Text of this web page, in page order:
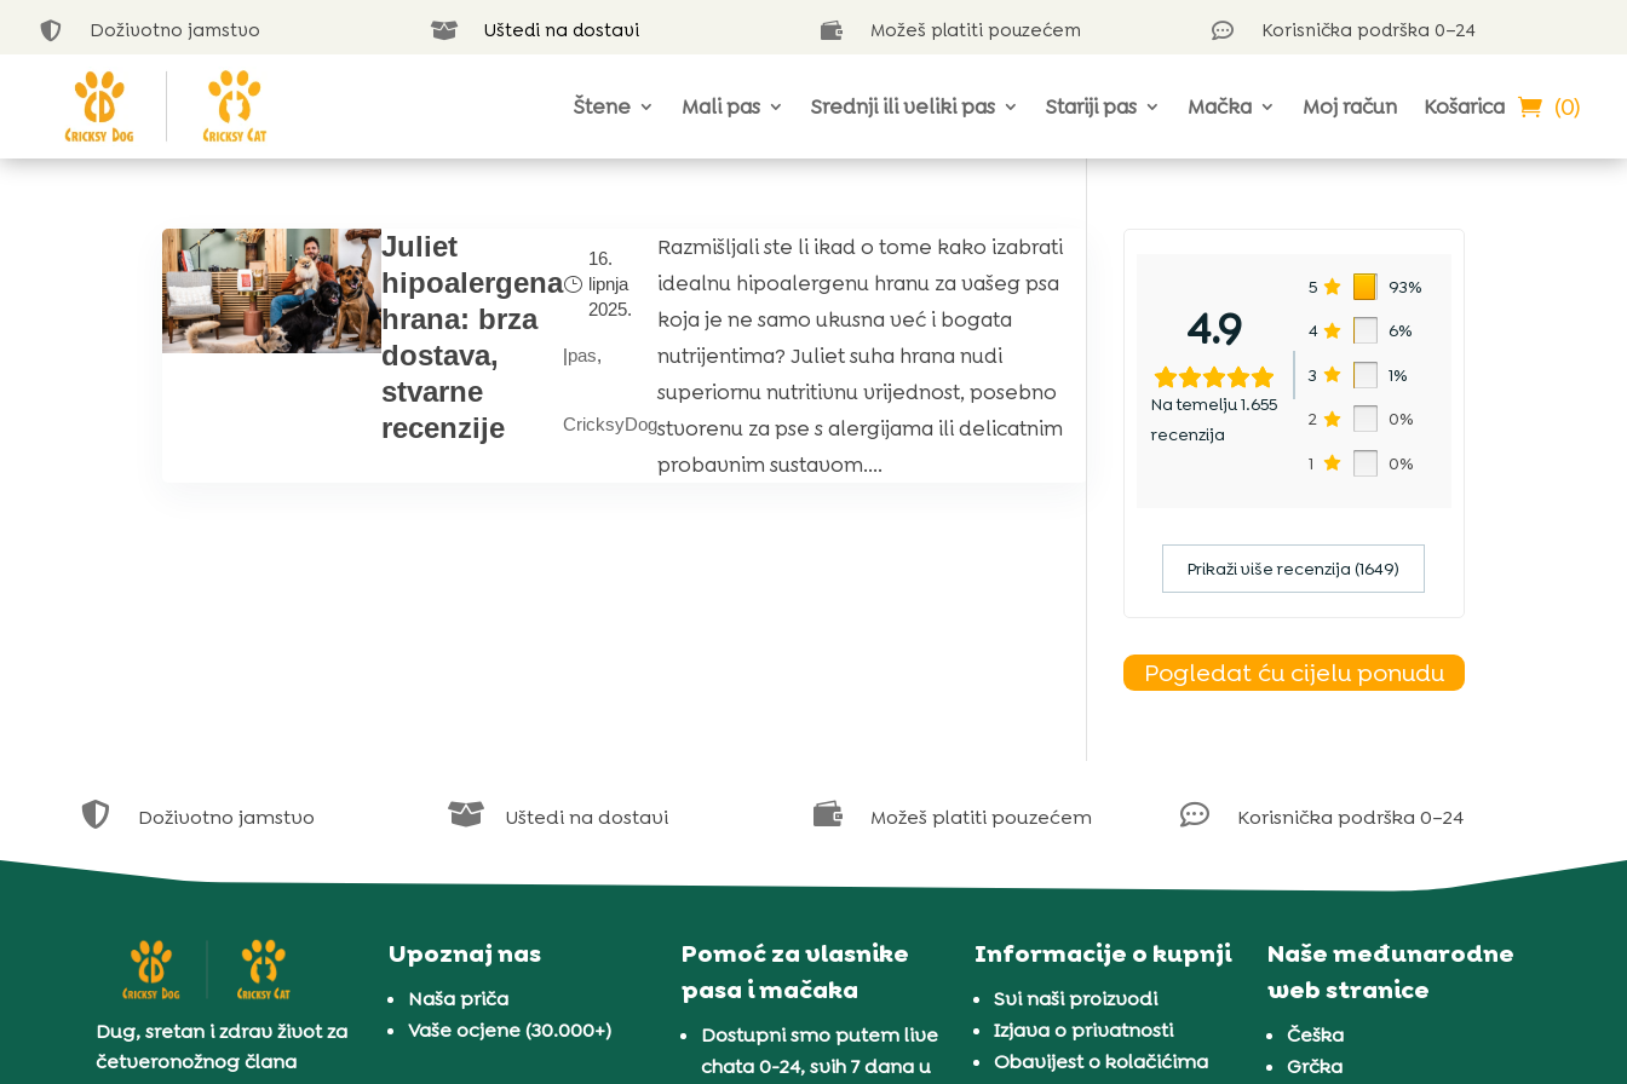
 Doživotno jamstvo  Uštedi na dostavi  Možeš platiti pouzećem  Korisnička podrška 0–24
Štene Mali pas Srednji ili veliki pas Stariji pas Mačka Moj račun Košarica (0)
Juliet
hipoalergena
hrana: brza
dostava,
stvarne
recenzije
16.
lipnja
2025.
|pas,
CricksyDog
Razmišljali ste li ikad o tome kako izabrati
idealnu hipoalergenu hranu za vašeg psa
koja je ne samo ukusna već i bogata
nutrijentima? Juliet suha hrana nudi
superiornu nutritivnu vrijednost, posebno
stvorenu za pse s alergijama ili delicatnim
probavnim sustavom....
4.9
Na temelju 1.655
recenzija
5 93%
4 6%
3 1%
2 0%
1 0%
Prikaži više recenzija (1649)
Pogledat ću cijelu ponudu
 Doživotno jamstvo  Uštedi na dostavi  Možeš platiti pouzećem  Korisnička podrška 0–24
Dug, sretan i zdrav život za
četveronožnog člana
Upoznaj nas
Naša priča
Vaše ocjene (30.000+)
Pomoć za vlasnike
pasa i mačaka
Dostupni smo putem live
chata 0-24, svih 7 dana u
Informacije o kupnji
Svi naši proizvodi
Izjava o privatnosti
Obavijest o kolačićima
Naše međunarodne
web stranice
Češka
Grčka